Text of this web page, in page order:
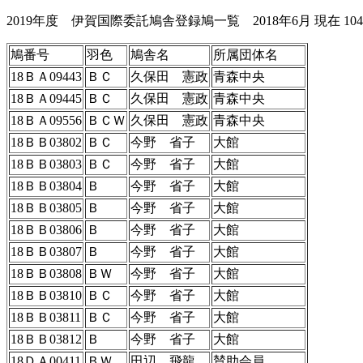
2019年度 伊賀国際委託鳩舎登録鳩一覧 2018年6月 現在
鳩番号 羽色 鳩舎名
所属団体名
18ＢＡ09443 ＢＣ 久保田 憲政 青森中央
18ＢＡ09445 ＢＣ 久保田 憲政 青森中央
18ＢＡ09556 ＢＣＷ 久保田 憲政 青森中央
18ＢＢ03802
ＢＣ 今野 省子
大館
18ＢＢ03803 ＢＣ 今野 省子
大館
18ＢＢ03804 Ｂ 今野 省子
大館
18ＢＢ03805 Ｂ 今野 省子
大館
18ＢＢ03806 Ｂ 今野 省子
大館
18ＢＢ03807 Ｂ 今野 省子
大館
18ＢＢ03808 ＢＷ 今野 省子
大館
18ＢＢ03810 ＢＣ 今野 省子
大館
18ＢＢ03811
ＢＣ 今野 省子
大館
18ＢＢ03812
Ｂ 今野 省子
大館